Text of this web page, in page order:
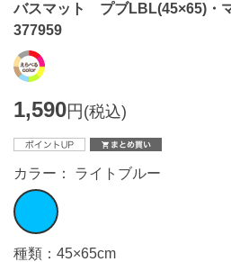
バスマット プブLBL(45×65)・
377959
1,590円(税込)
カラー： ライトブルー
種類：45×65cm